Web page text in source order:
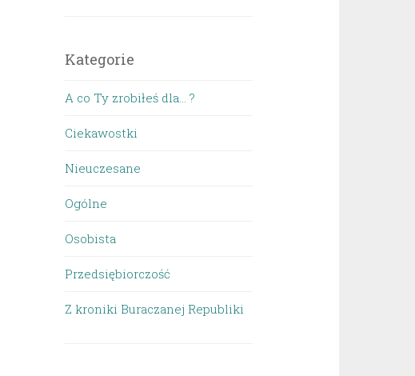
Kategorie
A co Ty zrobiłeś dla… ?
Ciekawostki
Nieuczesane
Ogólne
Osobista
Przedsiębiorczość
Z kroniki Buraczanej Republiki